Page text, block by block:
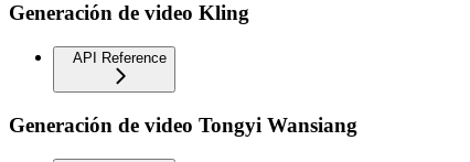
Generación de video Kling
API Reference
Generación de video Tongyi Wansiang